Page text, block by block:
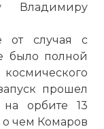
Владимиру
от случая с
было полной
прошел
на орбите 13
о чем Комаров